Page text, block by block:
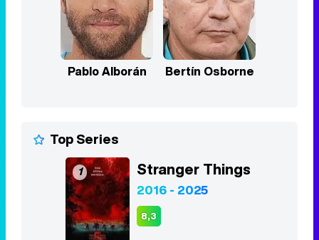
Pablo Alborán Bertín Osborne
Top Series
1 Stranger Things
2016 - 2025
8,3